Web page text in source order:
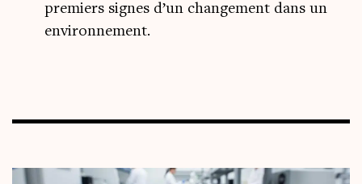
premiers signes d’un changement dans un
environnement.